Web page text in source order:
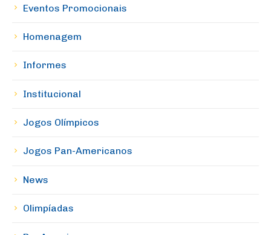
Eventos Promocionais
Homenagem
Informes
Institucional
Jogos Olímpicos
Jogos Pan-Americanos
News
Olimpíadas